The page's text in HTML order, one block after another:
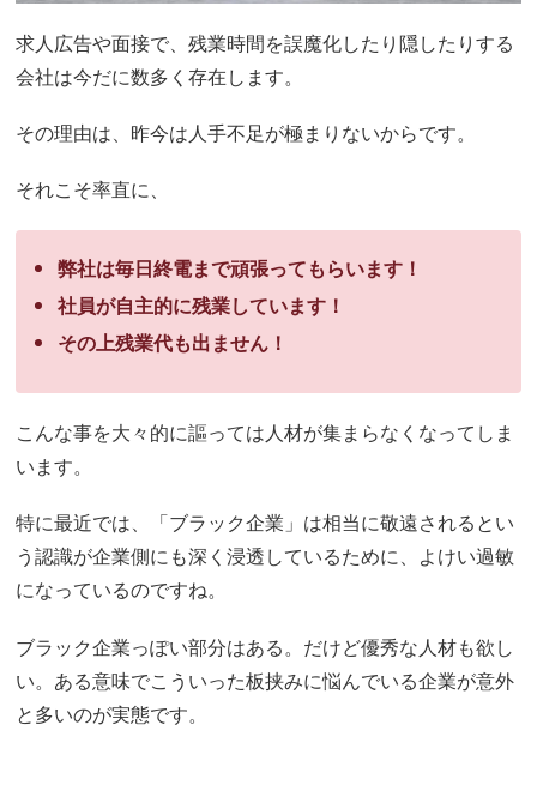
求人広告や面接で、残業時間を誤魔化したり隠したりする
会社は今だに数多く存在します。
その理由は、昨今は人手不足が極まりないからです。
それこそ率直に、
弊社は毎日終電まで頑張ってもらいます！
社員が自主的に残業しています！
その上残業代も出ません！
こんな事を大々的に謳っては人材が集まらなくなってしま
います。
特に最近では、「ブラック企業」は相当に敬遠されるとい
う認識が企業側にも深く浸透しているために、よけい過敏
になっているのですね。
ブラック企業っぽい部分はある。だけど優秀な人材も欲し
い。ある意味でこういった板挟みに悩んでいる企業が意外
と多いのが実態です。